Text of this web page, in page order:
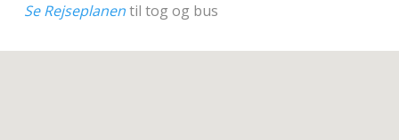
Se Rejseplanentil tog og bus